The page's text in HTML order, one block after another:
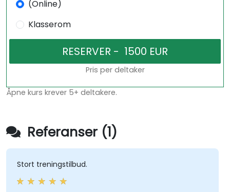
(Online)
Klasserom
Pris per deltaker
Åpne kurs krever 5+ deltakere.
Referanser (1)
Stort treningstilbud.